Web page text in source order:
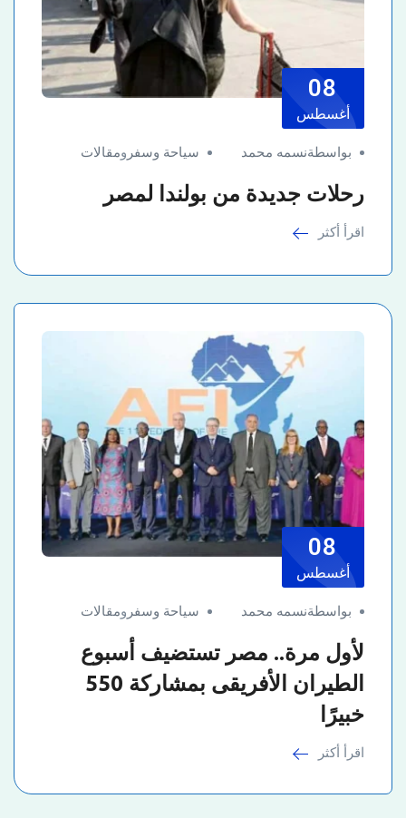
08
أغسطس
بواسطةنسمه محمد سياحة وسفر ومقالات
رحلات جديدة من بولندا لمصر
اقرأ أكثر
08
أغسطس
بواسطةنسمه محمد سياحة وسفر ومقالات
لأول مرة.. مصر تستضيف أسبوع
الطيران الأفريقى بمشاركة 550
خبيرًا
اقرأ أكثر